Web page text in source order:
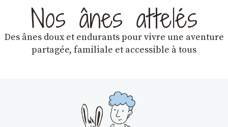
Nos ânes attelés
Des ânes doux et endurantspour vivre une aventure
partagée, familiale et accessible à tous